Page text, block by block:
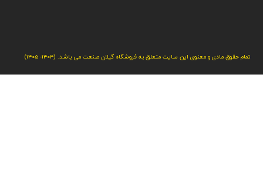
تمام حقوق مادی و معنوی این سایت متعلق به فروشگاه گیلان صنعت می باشد. (1404- 1405)